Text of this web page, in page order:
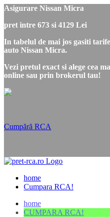
Asigurare Nissan Micra
pret intre 673 si 4129 Lei
In tabelul de mai jos gasiti
auto Nissan Micra.
Vezi pretul exact si alege cea
online sau prin brokerul tau!
Cumpără RCA
home
Cumpara RCA!
home
CUMPARA RCA!